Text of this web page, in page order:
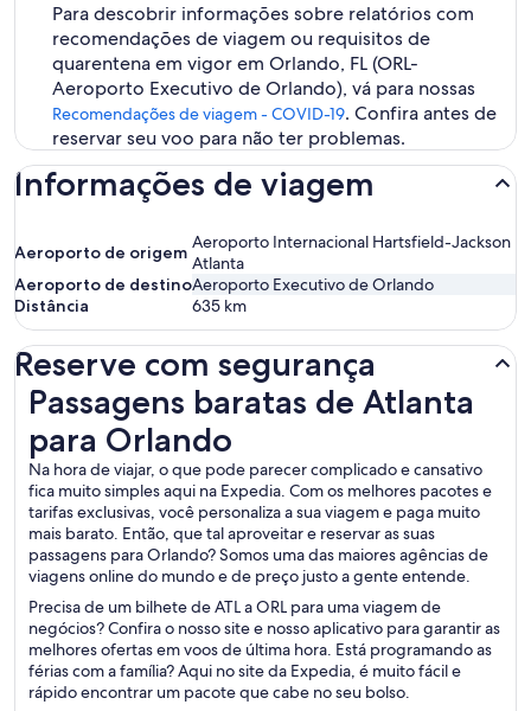
Para descobrir informações sobre relatórios com
recomendações de viagem ou requisitos de
quarentena em vigor em Orlando, FL (ORL-
Aeroporto Executivo de Orlando), vá para nossas
Recomendações de viagem - COVID-19. Confira antes de
reservar seu voo para não ter problemas.
Informações de viagem
Aeroporto de origem Aeroporto Internacional Hartsfield-Jackson
Atlanta
Aeroporto de destinoAeroporto Executivo de Orlando
Distância
635 km
Reserve com segurança
Passagens baratas de Atlanta
para Orlando
Na hora de viajar, o que pode parecer complicado e cansativo
fica muito simples aqui na Expedia. Com os melhores pacotes e
tarifas exclusivas, você personaliza a sua viagem e paga muito
mais barato. Então, que tal aproveitar e reservar as suas
passagens para Orlando? Somos uma das maiores agências de
viagens online do mundo e de preço justo a gente entende.
Precisa de um bilhete de ATL a ORL para uma viagem de
negócios? Confira o nosso site e nosso aplicativo para garantir as
melhores ofertas em voos de última hora. Está programando as
férias com a família? Aqui no site da Expedia, é muito fácil e
rápido encontrar um pacote que cabe no seu bolso.
Passagens baratas de Atlanta para Orlando